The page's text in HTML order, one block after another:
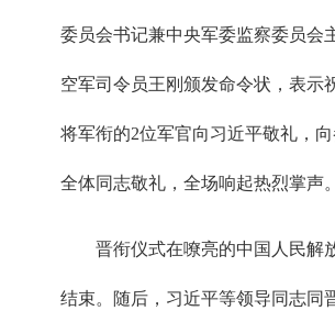
委员会书记兼中央军委监察委员会
空军司令员王刚颁发命令状，表示
将军衔的2位军官向习近平敬礼，
全体同志敬礼，全场响起热烈掌声。
晋衔仪式在嘹亮的中国人民解
结束。随后，习近平等领导同志同